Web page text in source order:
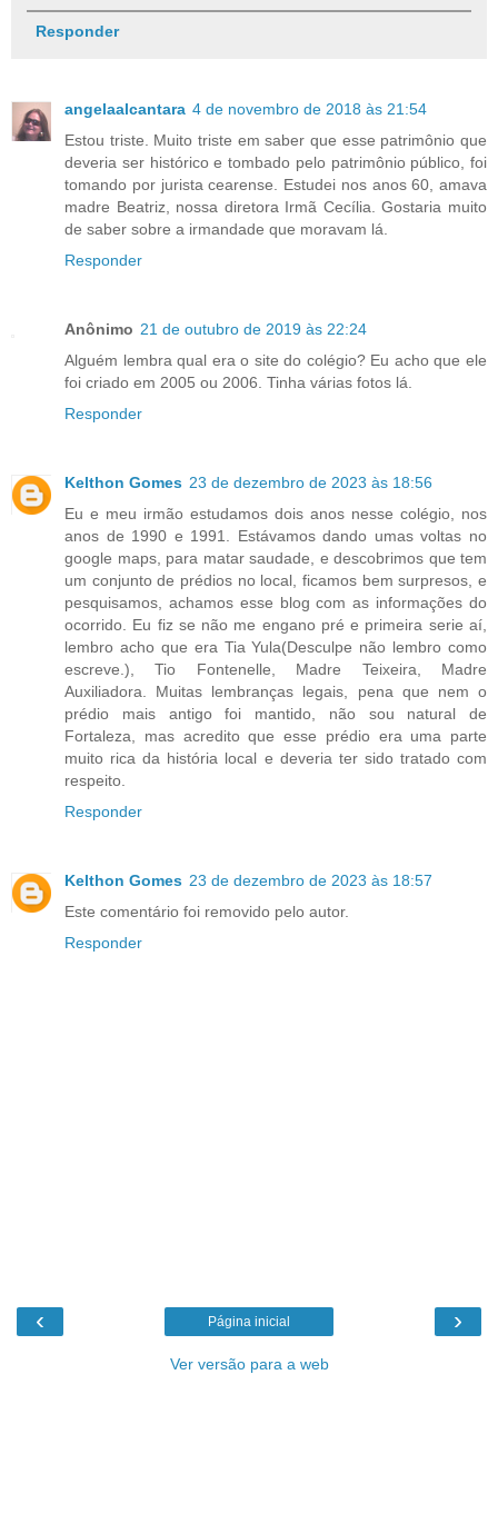
Responder
angelaalcantara 4 de novembro de 2018 às 21:54
Estou triste. Muito triste em saber que esse patrimônio que
deveria ser histórico e tombado pelo patrimônio público, foi
tomando por jurista cearense. Estudei nos anos 60, amava
madre Beatriz, nossa diretora Irmã Cecília. Gostaria muito
de saber sobre a irmandade que moravam lá.
Responder
Anônimo 21 de outubro de 2019 às 22:24
Alguém lembra qual era o site do colégio? Eu acho que ele
foi criado em 2005 ou 2006. Tinha várias fotos lá.
Responder
Kelthon Gomes 23 de dezembro de 2023 às 18:56
Eu e meu irmão estudamos dois anos nesse colégio, nos
anos de 1990 e 1991. Estávamos dando umas voltas no
google maps, para matar saudade, e descobrimos que tem
um conjunto de prédios no local, ficamos bem surpresos, e
pesquisamos, achamos esse blog com as informações do
ocorrido. Eu fiz se não me engano pré e primeira serie aí,
lembro acho que era Tia Yula(Desculpe não lembro como
escreve.), Tio Fontenelle, Madre Teixeira, Madre
Auxiliadora. Muitas lembranças legais, pena que nem o
prédio mais antigo foi mantido, não sou natural de
Fortaleza, mas acredito que esse prédio era uma parte
muito rica da história local e deveria ter sido tratado com
respeito.
Responder
Kelthon Gomes 23 de dezembro de 2023 às 18:57
Este comentário foi removido pelo autor.
Responder
‹ ›
Página inicial
Ver versão para a web